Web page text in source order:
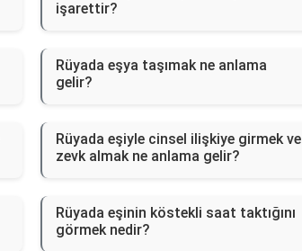
işarettir?
Rüyada eşya taşımak ne anlama
gelir?
Rüyada eşiyle cinsel ilişkiye girmek ve
zevk almak ne anlama gelir?
Rüyada eşinin köstekli saat taktığını
görmek nedir?